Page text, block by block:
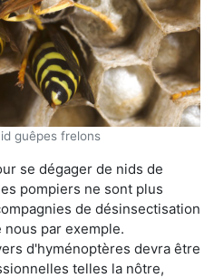
guêpes frelons
se dégager de nids de
pompiers ne sont plus
de désinsectisation
nous par exemple.
d'hyménoptères devra être
telles la nôtre,